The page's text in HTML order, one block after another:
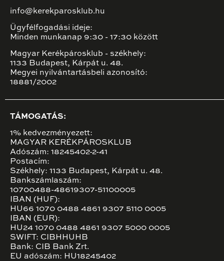
info@kerekparosklub.hu
Ügyfélfogadási ideje:
Minden munkanap 9:30 - 17:30 között
Magyar Kerékpárosklub - székhely:
1133 Budapest, Kárpát u. 48.
Megyei nyilvántartásbeli azonosító:
18881/2002
TÁMOGATÁS:
1% kedvezményezett:
MAGYAR KERÉKPÁROSKLUB
Adószám: 18245402-2-41
Postacím:
Székhely: 1133 Budapest, Kárpát u. 48.
Bankszámlaszám:
10700488-48619307-51100005
IBAN (HUF):
HU66 1070 0488 4861 9307 5110 0005
IBAN (EUR):
HU24 1070 0488 4861 9307 5000 0005
SWIFT: CIBHHUHB
Bank: CIB Bank Zrt.
EU adószám: HU18245402